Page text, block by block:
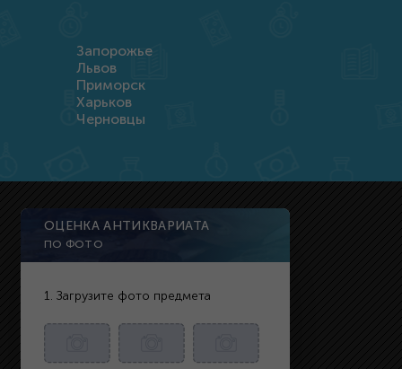
Запорожье
Львов
Приморск
Харьков
Черновцы
ОЦЕНКА АНТИКВАРИАТА
ПО ФОТО
1. Загрузите фото предмета